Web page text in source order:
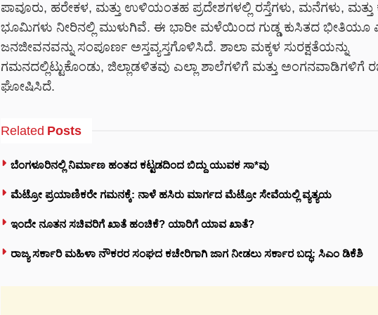
ಪಾವೂರು, ಹರೇಕಳ, ಮತ್ತು ಉಳಿಯಂತಹ ಪ್ರದೇಶಗಳಲ್ಲಿ ರಸ್ತೆಗಳು, ಮನೆಗಳು, ಮತ್ತು
ಭೂಮಿಗಳು ನೀರಿನಲ್ಲಿ ಮುಳುಗಿವೆ. ಈ ಭಾರೀ ಮಳೆಯಿಂದ ಗುಡ್ಡ ಕುಸಿತದ ಭೀತಿಯೂ
ಜನಜೀವನವನ್ನು ಸಂಪೂರ್ಣ ಅಸ್ತವ್ಯಸ್ತಗೊಳಿಸಿದೆ. ಶಾಲಾ ಮಕ್ಕಳ ಸುರಕ್ಷತೆಯನ್ನು
ಗಮನದಲ್ಲಿಟ್ಟುಕೊಂಡು, ಜಿಲ್ಲಾಡಳಿತವು ಎಲ್ಲಾ ಶಾಲೆಗಳಿಗೆ ಮತ್ತು ಅಂಗನವಾಡಿಗಳಿಗೆ
ಘೋಷಿಸಿದೆ.
Related Posts
ಬೆಂಗಳೂರಿನಲ್ಲಿ ನಿರ್ಮಾಣ ಹಂತದ ಕಟ್ಟಡದಿಂದ ಬಿದ್ದು ಯುವಕ ಸಾ*ವು
ಮೆಟ್ರೋ ಪ್ರಯಾಣಿಕರೇ ಗಮನಕ್ಕೆ: ನಾಳೆ ಹಸಿರು ಮಾರ್ಗದ ಮೆಟ್ರೋ ಸೇವೆಯಲ್ಲಿ ವ್ಯತ್ಯಯ
ಇಂದೇ ನೂತನ ಸಚಿವರಿಗೆ ಖಾತೆ ಹಂಚಿಕೆ? ಯಾರಿಗೆ ಯಾವ ಖಾತೆ?
ರಾಜ್ಯ ಸರ್ಕಾರಿ ಮಹಿಳಾ ನೌಕರರ ಸಂಘದ ಕಚೇರಿಗಾಗಿ ಜಾಗ ನೀಡಲು ಸರ್ಕಾರ ಬದ್ಧ: ಸಿಎಂ ಡಿಕೆಶಿ